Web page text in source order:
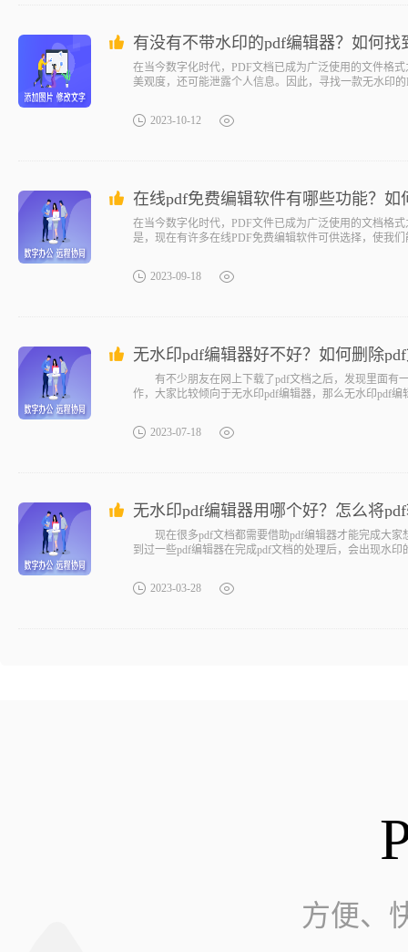
有没有不带水印的pdf编辑器？如何
在当今数字化时代，PDF文档已成为广泛使用的文件格
美观度，还可能泄露个人信息。因此，寻找一款无水印
2023-10-12
在线pdf免费编辑软件有哪些功能？
在当今数字化时代，PDF文件已成为广泛使用的文档格
是，现在有许多在线PDF免费编辑软件可供选择，使我
2023-09-18
无水印pdf编辑器好不好？如何删除
有不少朋友在网上下载了pdf文档之后，发现里面有
作，大家比较倾向于无水印pdf编辑器，那么无水印pdf
2023-07-18
无水印pdf编辑器用哪个好？怎么将
现在很多pdf文档都需要借助pdf编辑器才能完成大家
到过一些pdf编辑器在完成pdf文档的处理后，会出现水
2023-03-28
方便、